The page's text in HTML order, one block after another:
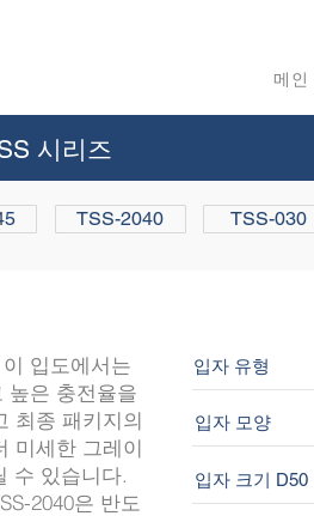
메인
시리즈
TSS-2040 TSS-030
입도에서는
높은 충전율을
최종 패키지의
미세한 그레이
수 있습니다.
2040은 반도
입자 유형
입자 모양
입자 크기 D50